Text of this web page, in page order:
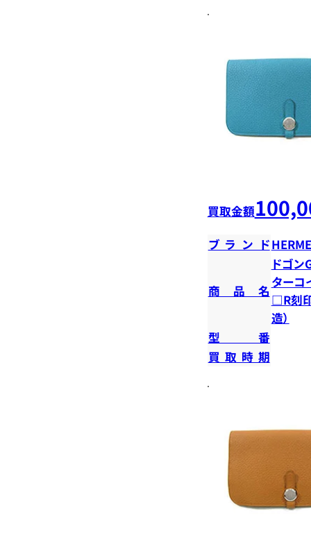
買取金額
ブランド
商品名
ドゴン
ターコ
□R刻
造）
型番
買取時期